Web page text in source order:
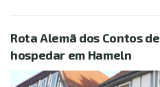
Rota Alemã dos Contos
hospedar em Hameln